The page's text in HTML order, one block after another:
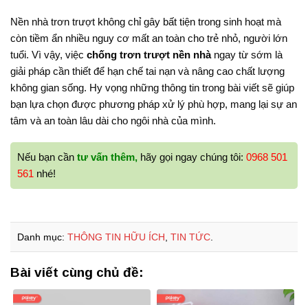
Nền nhà trơn trượt không chỉ gây bất tiện trong sinh hoạt mà
còn tiềm ẩn nhiều nguy cơ mất an toàn cho trẻ nhỏ, người lớn
tuổi. Vì vậy, việc chống trơn trượt nền nhàngay từ sớm là
giải pháp cần thiết để hạn chế tai nạn và nâng cao chất lượng
không gian sống. Hy vọng những thông tin trong bài viết sẽ giúp
bạn lựa chọn được phương pháp xử lý phù hợp, mang lại sự an
tâm và an toàn lâu dài cho ngôi nhà của mình.
Nếu bạn cần tư vấn thêm, hãy gọi ngay chúng tôi: 0968 501
561 nhé!
Danh mục: THÔNG TIN HỮU ÍCH TIN TỨC
Bài viết cùng chủ đề: